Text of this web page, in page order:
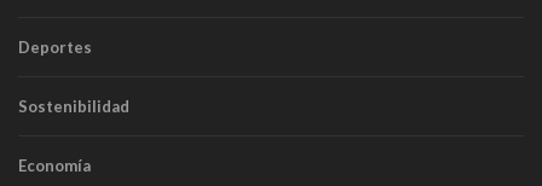
Deportes
Sostenibilidad
Economía